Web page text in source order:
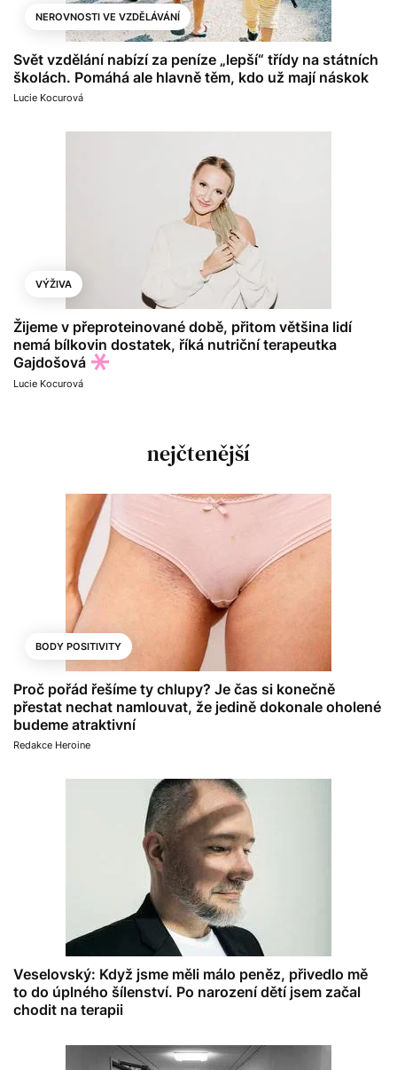
NEROVNOSTI VE VZDĚLÁVÁNÍ
Svět vzdělání nabízí za peníze „lepší“ třídy na státních
školách. Pomáhá ale hlavně těm, kdo už mají náskok
Lucie Kocurová
VÝŽIVA
Žijeme v přeproteinované době, přitom většina lidí
nemá bílkovin dostatek, říká nutriční terapeutka
Gajdošová
Lucie Kocurová
nejčtenější
BODY POSITIVITY
Proč pořád řešíme ty chlupy? Je čas si konečně
přestat nechat namlouvat, že jedině dokonale oholené
budeme atraktivní
Redakce Heroine
Veselovský: Když jsme měli málo peněz, přivedlo mě
to do úplného šílenství. Po narození dětí jsem začal
chodit na terapii